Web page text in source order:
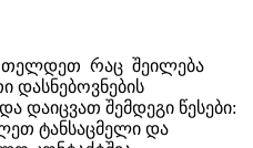
რაც შეილება
დასნებოვნების
დაიცვათ შემდეგი წესები:
ტანსაცმელი და